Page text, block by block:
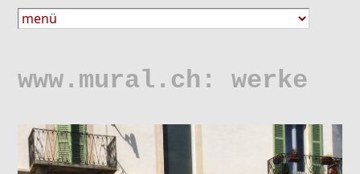
www.mural.ch: werke